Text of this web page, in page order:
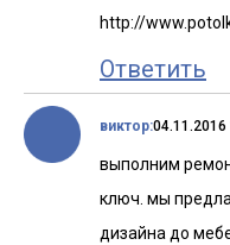
http://
Ответить
виктор:04.11.2016
выполним
ключ. мы
дизайна до